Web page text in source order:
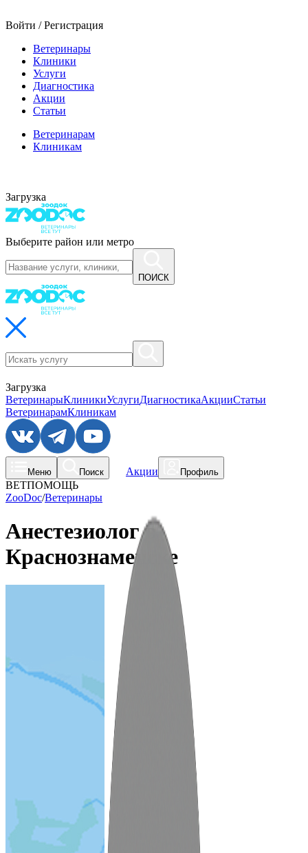
Войти / Регистрация
Ветеринары
Клиники
Услуги
Диагностика
Акции
Статьи
Ветеринарам
Клиникам
Загрузка
Выберите район или метро
ПОИСК
Загрузка
ВетеринарыКлиникиУслугиДиагностикаАкцииСтатьи
ВетеринарамКлиникам
Меню Поиск Акции Профиль
ВЕТПОМОЩЬ
ZooDoc/Ветеринары
Анестезиолог в
Краснознаменске